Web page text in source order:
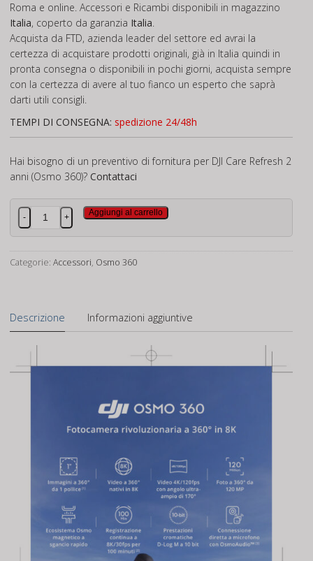
Roma e online. Accessori e Ricambi disponibili in magazzino
Italia, coperto da garanzia Italia.
Acquista da FTD, azienda leader del settore ed avrai la
certezza di acquistare prodotti originali, già in Italia quindi in
pronta consegna o disponibili in pochi giorni, acquista sempre
con la certezza di avere al tuo fianco un esperto che saprà
darti utili consigli.
TEMPI DI CONSEGNA: spedizione 24/48h
Hai bisogno di un preventivo di fornitura per DJI Care Refresh 2
anni (Osmo 360)? Contattaci
DJI
Care
2
quantità
- +
Aggiungi al carrello
Categorie: Accessori, Osmo 360
Descrizione Informazioni aggiuntive